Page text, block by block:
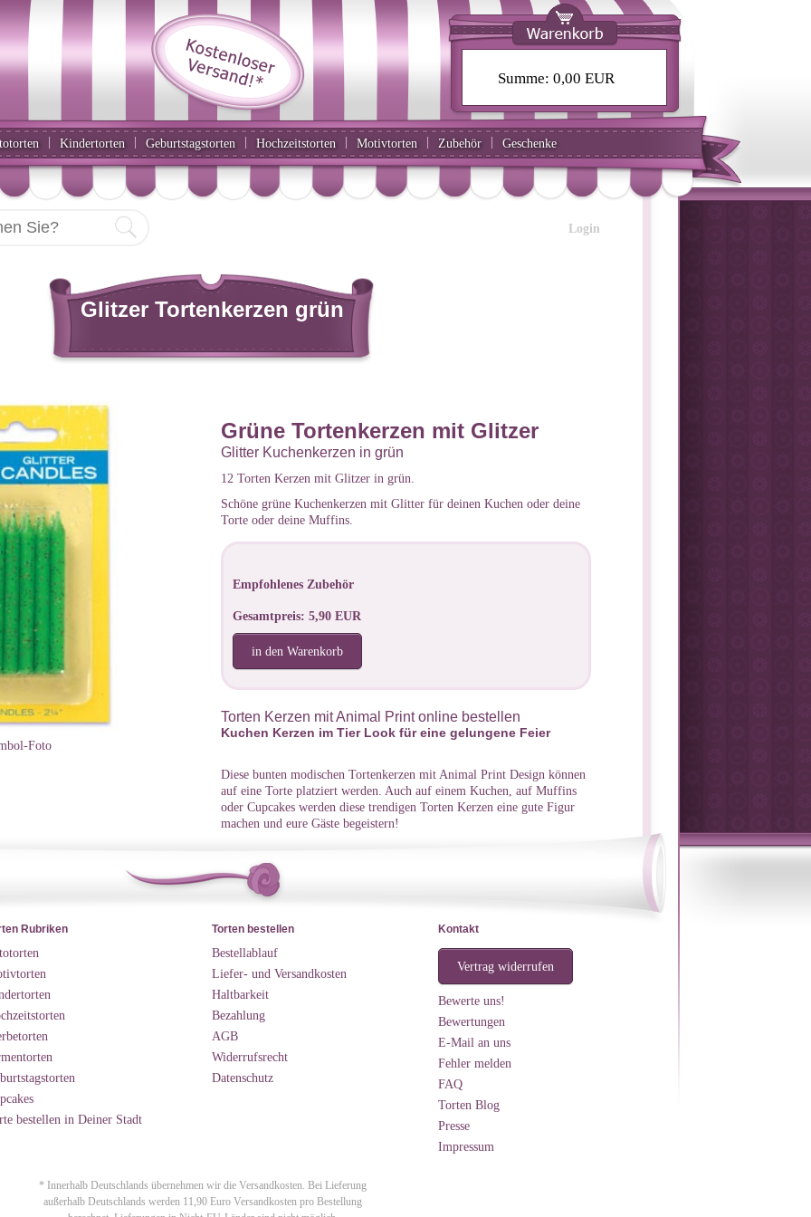
| Kindertorten | Geburtstagstorten | Hochzeitstorten | Motivtorten | Zubehör | Geschenke
Summe: 0,00 EUR
Login
Glitzer Tortenkerzen grün
Foto
Grüne Tortenkerzen mit Glitzer
Glitter Kuchenkerzen in grün
12 Torten Kerzen mit Glitzer in grün.
Schöne grüne Kuchenkerzen mit Glitter für deinen Kuchen oder deine
Torte oder deine Muffins.
Empfohlenes Zubehör
Gesamtpreis: 5,90 EUR
in den Warenkorb
Torten Kerzen mit Animal Print online bestellen
Kuchen Kerzen im Tier Look für eine gelungene Feier
Diese bunten modischen Tortenkerzen mit Animal Print Design können
auf eine Torte platziert werden. Auch auf einem Kuchen, auf Muffins
oder Cupcakes werden diese trendigen Torten Kerzen eine gute Figur
machen und eure Gäste begeistern!
Rubriken
bestellen in Deiner Stadt
Torten bestellen
Bestellablauf
Liefer- und Versandkosten
Haltbarkeit
Bezahlung
AGB
Widerrufsrecht
Datenschutz
Kontakt
Vertrag widerrufen
Bewerte uns!
Bewertungen
E-Mail an uns
Fehler melden
FAQ
Torten Blog
Presse
Impressum
* Innerhalb Deutschlands übernehmen wir die Versandkosten. Bei Lieferung
außerhalb Deutschlands werden 11,90 Euro Versandkosten pro Bestellung